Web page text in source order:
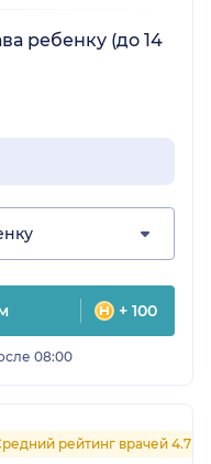
ребенку (до 14
+ 100
08:00
рейтинг врачей 4.7